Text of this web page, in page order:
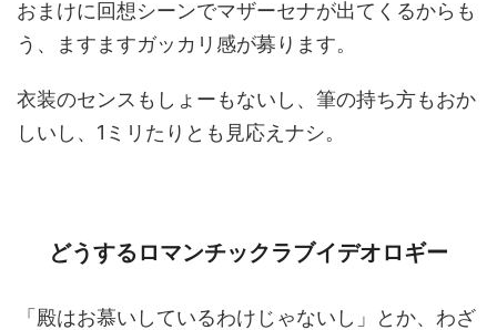
おまけに回想シーンでマザーセナが出てくるからも
う、ますますガッカリ感が募ります。
衣装のセンスもしょーもないし、筆の持ち方もおか
しいし、1ミリたりとも見応えナシ。
どうするロマンチックラブイデオロギー
「殿はお慕いしているわけじゃないし」とか、わざ